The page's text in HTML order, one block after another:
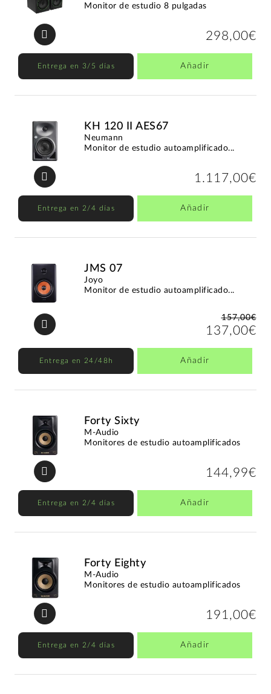
Monitor de estudio 8 pulgadas
298,00€
Entrega en 3/5 días Añadir
KH 120 II AES67
Neumann
Monitor de estudio autoamplificado...
1.117,00€
Entrega en 2/4 días Añadir
JMS 07
Joyo
Monitor de estudio autoamplificado...
157,00€
137,00€
Entrega en 24/48h Añadir
Forty Sixty
M-Audio
Monitores de estudio autoamplificados
144,99€
Entrega en 2/4 días Añadir
Forty Eighty
M-Audio
Monitores de estudio autoamplificados
191,00€
Entrega en 2/4 días Añadir